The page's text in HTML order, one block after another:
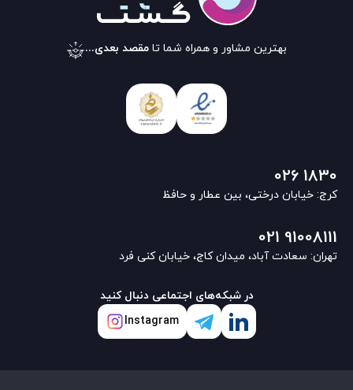
بهترین مشاور و همراه شما تا مقصد بعدی...
026 1830
کرج: خیابان درختی، بین عطار و حافظ
021 91008111
تهران: سعادت آباد، میدان کاج، خیابان کنی فرد
در شبکه‌های اجتماعی دنبال کنید
Instagram